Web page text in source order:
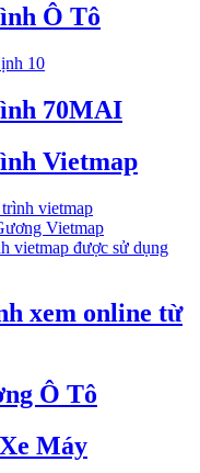
Ô Tô
10
70MAI
Vietmap
vietmap
Vietmap
vietmap được sử dụng
xem online từ
Ô Tô
Máy